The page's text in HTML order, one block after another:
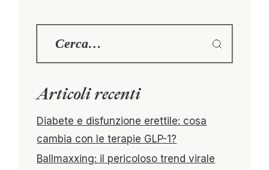
Articoli recenti
Diabete e disfunzione erettile: cosa
cambia con le terapie GLP-1?
Ballmaxxing: il pericoloso trend virale